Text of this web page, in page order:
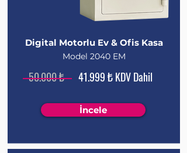
Digital Motorlu Ev & Ofis Kasa
Model 2040 EM
50.000 ₺ 41.999 ₺ KDV Dahil
İncele